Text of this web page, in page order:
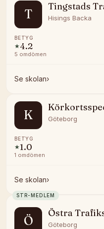
T
Tingstads
Hisings Backa
BETYG
★4.2
5 omdömen
Se skolan›
K Göteborg
BETYG
★1.0
1 omdömen
Se skolan›
STR-MEDLEM
Ö
Östra
Göteborg